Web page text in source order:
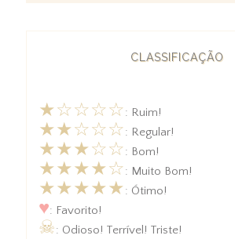
CLASSIFICAÇÃO
★☆☆☆☆: Ruim!
★★☆☆☆: Regular!
★★★☆☆: Bom!
★★★★☆: Muito Bom!
★★★★★: Ótimo!
♥: Favorito!
☠: Odioso! Terrível! Triste!